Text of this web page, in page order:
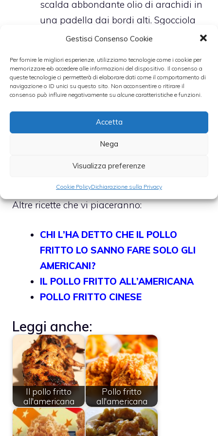
Gestisci Consenso Cookie
Per fornire le migliori esperienze, utilizziamo tecnologie come i cookie per
memorizzare e/o accedere alle informazioni del dispositivo. Il consenso a
queste tecnologie ci permetterà di elaborare dati come il comportamento di
navigazione o ID unici su questo sito. Non acconsentire o ritirare il
consenso può influire negativamente su alcune caratteristiche e funzioni.
Accetta
Nega
Visualizza preferenze
Cookie PolicyDichiarazione sulla Privacy
scalda abbondante olio di arachidi in
una padella dai bordi alti. Sgocciola
dalla pastella 3-4 pezzi per volta di
nell’olio bollente.
Cuoci il pollo per 7-8 minuti circa, fino
a quando sarà dorato e croccante.
Sgocciola le cosce di pollo fritto su un
Friggi gli altri pezzi mano a mano e
regola di sale solo dopo la cottura.
Altre ricette che vi piaceranno:
CHI L’HA DETTO CHE IL POLLO
FRITTO LO SANNO FARE SOLO GLI
AMERICANI?
IL POLLO FRITTO ALL’AMERICANA
POLLO FRITTO CINESE
Leggi anche:
Il pollo fritto
all'americana
Pollo fritto
all'americana